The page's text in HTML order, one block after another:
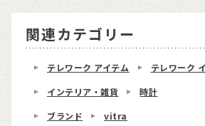
関連カテゴリー
テレワーク アイテム
テレワーク
インテリア・雑貨
時計
ブランド
vitra